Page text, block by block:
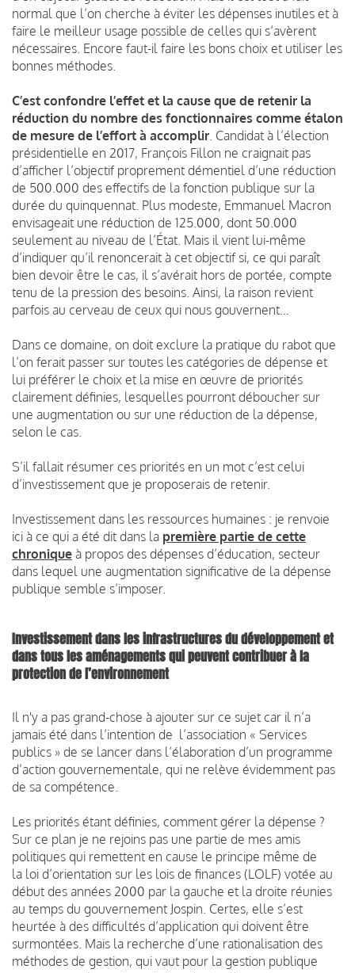
normal que l’on cherche à éviter les dépenses inutiles et à
faire le meilleur usage possible de celles qui s’avèrent
nécessaires. Encore faut-il faire les bons choix et utiliser les
bonnes méthodes.
C’est confondre l’effet et la cause que de retenir la
réduction du nombre des fonctionnaires comme étalon
de mesure de l’effort à accomplir . Candidat à l’élection
présidentielle en 2017, François Fillon ne craignait pas
d’afficher l’objectif proprement démentiel d’une réduction
de 500.000 des effectifs de la fonction publique sur la
durée du quinquennat. Plus modeste, Emmanuel Macron
envisageait une réduction de 125.000, dont 50.000
seulement au niveau de l’État. Mais il vient lui-même
d’indiquer qu’il renoncerait à cet objectif si, ce qui paraît
bien devoir être le cas, il s’avérait hors de portée, compte
tenu de la pression des besoins. Ainsi, la raison revient
parfois au cerveau de ceux qui nous gouvernent…
Dans ce domaine, on doit exclure la pratique du rabot que
l’on ferait passer sur toutes les catégories de dépense et
lui préférer le choix et la mise en œuvre de priorités
clairement définies, lesquelles pourront déboucher sur
une augmentation ou sur une réduction de la dépense,
selon le cas.
S’il fallait résumer ces priorités en un mot c’est celui
d’investissement que je proposerais de retenir.
Investissement dans les ressources humaines : je renvoie
ici à ce qui a été dit dans la première partie de cette
chronique à propos des dépenses d’éducation, secteur
dans lequel une augmentation significative de la dépense
publique semble s’imposer.
Investissement dans les infrastructures du développement et
dans tous les aménagements qui peuvent contribuer à la
protection de l’environnement
Il n'y a pas grand-chose à ajouter sur ce sujet car il n’a
jamais été dans l’intention de l’association « Services
publics » de se lancer dans l’élaboration d’un programme
d’action gouvernementale, qui ne relève évidemment pas
de sa compétence.
Les priorités étant définies, comment gérer la dépense ?
Sur ce plan je ne rejoins pas une partie de mes amis
politiques qui remettent en cause le principe même de
la loi d’orientation sur les lois de finances (LOLF) votée au
début des années 2000 par la gauche et la droite réunies
au temps du gouvernement Jospin. Certes, elle s’est
heurtée à des difficultés d’application qui doivent être
surmontées. Mais la recherche d’une rationalisation des
méthodes de gestion, qui vaut pour la gestion publique